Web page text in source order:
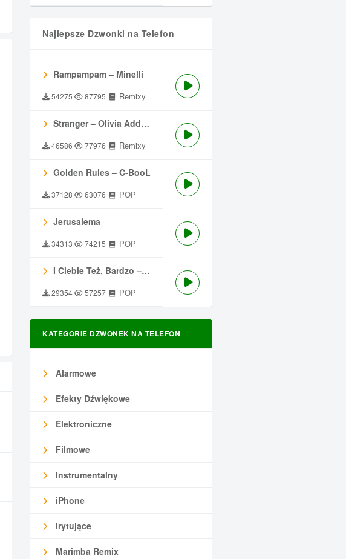
Najlepsze Dzwonki na Telefon
Rampampam – Minelli
54275 87795 Remixy
Stranger – Olivia Addams
46586 77976 Remixy
Golden Rules – C-BooL
37128 63076 POP
Jerusalema
34313 74215 POP
I Ciebie Też, Bardzo – Męskie Granie
29354 57257 POP
KATEGORIE DZWONEK NA TELEFON
Alarmowe
Efekty Dźwiękowe
Elektroniczne
Filmowe
Instrumentalny
iPhone
Irytujące
Marimba Remix